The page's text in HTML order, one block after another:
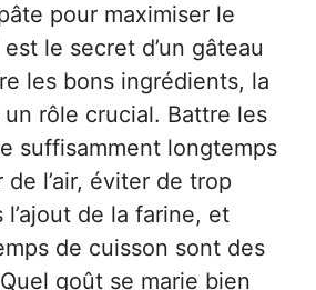
pour maximiser le
le secret d’un gâteau
les bons ingrédients, la
rôle crucial. Battre les
suffisamment longtemps
l’air, éviter de trop
l’ajout de la farine, et
de cuisson sont des
goût se marie bien